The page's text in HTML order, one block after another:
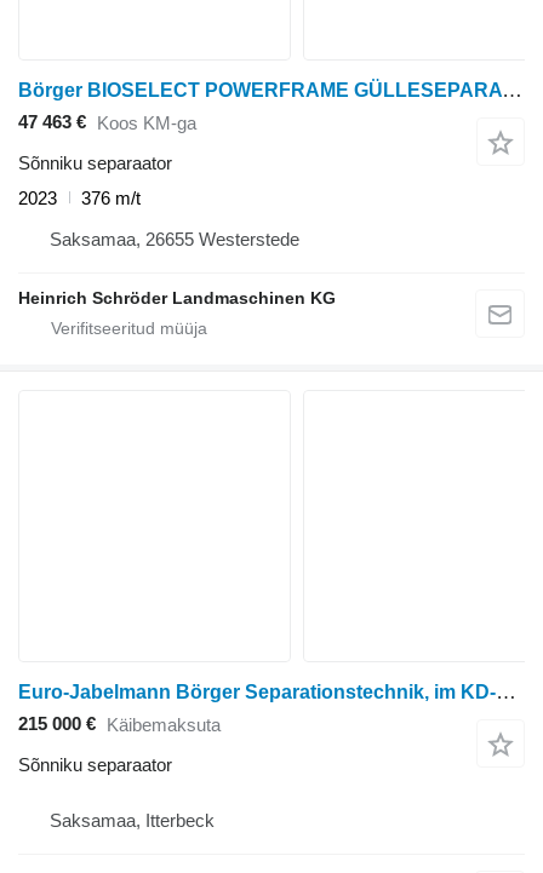
Börger BIOSELECT POWERFRAME GÜLLESEPARATOR
47 463 € Koos KM-ga
Sõnniku separaator
2023
376 m/t
Saksamaa, 26655 Westerstede
Heinrich Schröder Landmaschinen KG
Euro-Jabelmann Börger Separationstechnik, im KD-Auftrag
215 000 € Käibemaksuta
Sõnniku separaator
Saksamaa, Itterbeck